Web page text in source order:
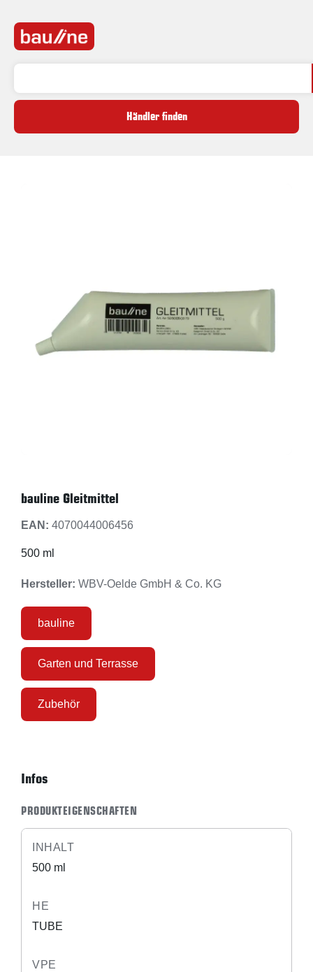
Händler finden
bauline Gleitmittel
EAN: 4070044006456
500 ml
Hersteller: WBV-Oelde GmbH & Co. KG
bauline
Garten und Terrasse
Zubehör
Infos
PRODUKTEIGENSCHAFTEN
INHALT
500 ml
HE
TUBE
VPE